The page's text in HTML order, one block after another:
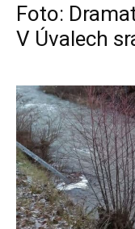
Foto:
V Úvalech